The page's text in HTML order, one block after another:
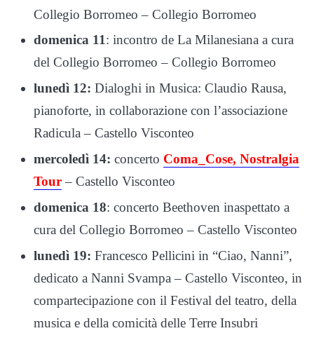
Collegio Borromeo – Collegio Borromeo
domenica 11: incontro de La Milanesiana a cura
del Collegio Borromeo – Collegio Borromeo
lunedì 12: Dialoghi in Musica: Claudio Rausa,
pianoforte, in collaborazione con l’associazione
Radicula – Castello Visconteo
mercoledì 14: concerto Coma_Cose, Nostralgia
Tour– Castello Visconteo
domenica 18: concerto Beethoven inaspettato a
cura del Collegio Borromeo – Castello Visconteo
lunedì 19: Francesco Pellicini in “Ciao, Nanni”,
dedicato a Nanni Svampa – Castello Visconteo, in
compartecipazione con il Festival del teatro, della
musica e della comicità delle Terre Insubri